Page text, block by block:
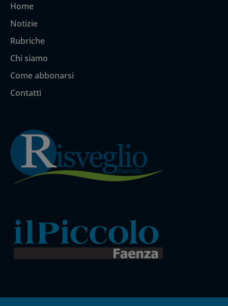
Home
Notizie
Rubriche
Chi siamo
Come abbonarsi
Contatti